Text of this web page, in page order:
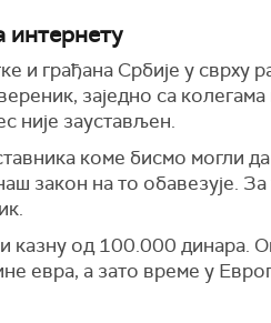
интернету
и грађана Србије у сврху
заједно са
није заустављен.
коме бисмо могли
закон на то обавезује. За
казну од 100.000 динара.
евра, а зато време у